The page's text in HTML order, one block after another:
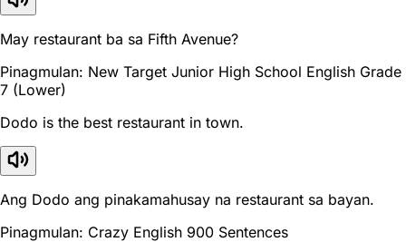
May restaurant ba sa Fifth Avenue?
Pinagmulan: New Target Junior High School English Grade
7 (Lower)
Dodo is the best restaurant in town.
Ang Dodo ang pinakamahusay na restaurant sa bayan.
Pinagmulan: Crazy English 900 Sentences